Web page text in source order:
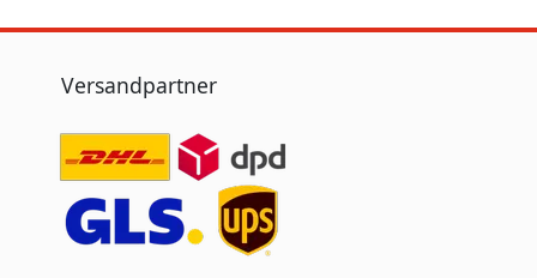
Versandpartner